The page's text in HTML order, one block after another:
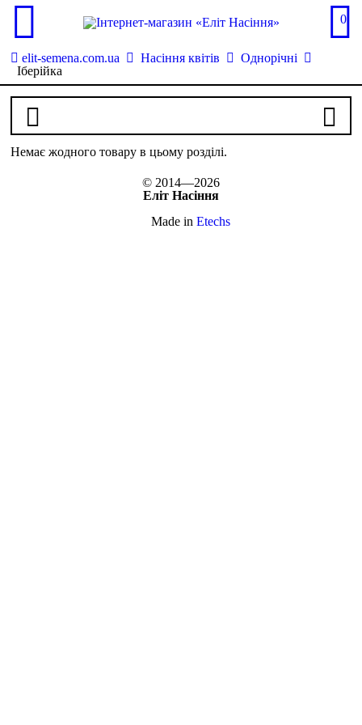
0
elit-semena.com.ua Насіння квітів
Однорічні
Іберійка
Немає жодного товару в цьому розділі.
© 2014—2026
Еліт Насіння
Made in Etechs